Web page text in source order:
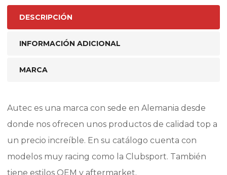
DESCRIPCIÓN
INFORMACIÓN ADICIONAL
MARCA
Autec es una marca con sede en Alemania desde
donde nos ofrecen unos productos de calidad top a
un precio increíble. En su catálogo cuenta con
modelos muy racing como la Clubsport. También
tiene estilos OEM y aftermarket.